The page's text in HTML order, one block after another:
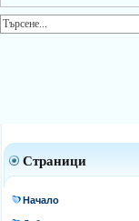
Страници
Начало